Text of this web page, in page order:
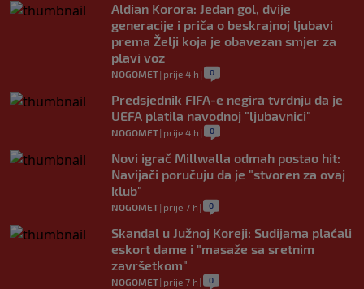
Aldian Korora: Jedan gol, dvije
generacije i priča o beskrajnoj ljubavi
prema Želji koja je obavezan smjer za
plavi voz
NOGOMET| prije 4 h | 0
Predsjednik FIFA-e negira tvrdnju da je
UEFA platila navodnoj "ljubavnici"
NOGOMET| prije 4 h | 0
Novi igrač Millwalla odmah postao hit:
Navijači poručuju da je "stvoren za ovaj
klub"
NOGOMET| prije 7 h | 0
Skandal u Južnoj Koreji: Sudijama plaćali
eskort dame i "masaže sa sretnim
završetkom"
NOGOMET| prije 7 h | 0